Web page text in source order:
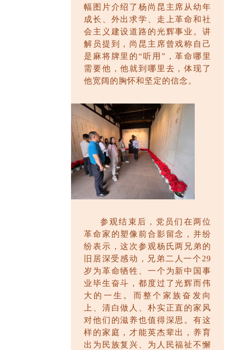
幅图片介绍了杨尚昆主席从幼年
成长、外出求学、走上革命和社
会主义建设道路的光辉事业。讲
解员提到，尚昆主席曾戏称自己
是麻将牌里的“听用”，革命哪里
需要他，他就到哪里去，体现了
他宽阔的胸怀和坚定的信念。
参观结束后，党员们在两位
革命家的塑像前合影留念，并纷
纷表示，这次参观杨氏两兄弟的
旧居深受感动，兄弟二人一个 29
岁为革命牺牲、一个为新中国事
业毕生奋斗，都度过了光辉而伟
大的一生。而整个家族奋发向
上、清白做人、朴实正直的家风
对他们的滋养也值得深思。有这
样的家庭，才能英杰辈出，养育
出为民族复兴、为人民福祉不懈